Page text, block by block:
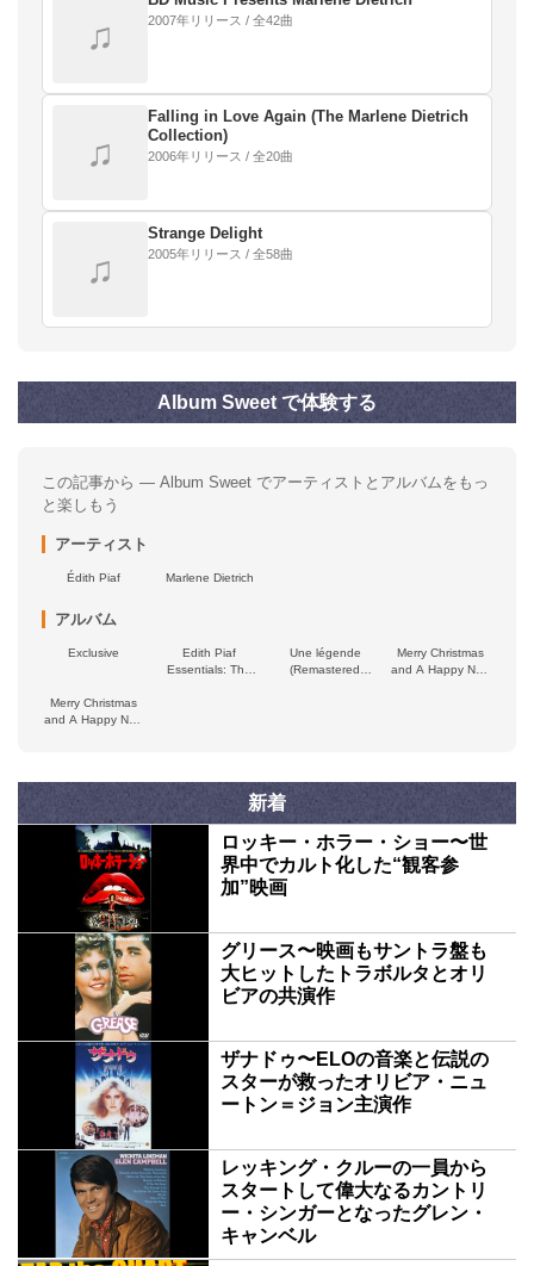
♫ 2007年リリース / 全42曲
♫
Falling in Love Again (The Marlene Dietrich
Collection)
2006年リリース / 全20曲
♫
Strange Delight
2005年リリース / 全58曲
Album Sweet で体験する
この記事から — Album Sweet でアーティストとアルバムをもっ
と楽しもう
アーティスト
Édith Piaf Marlene Dietrich
アルバム
Exclusive
Edith Piaf
Essentials: The
Une légende
(Remastered
Merry Christmas
and A Happy New
Merry Christmas
and A Happy New
新着
ロッキー・ホラー・ショー〜世
界中でカルト化した“観客参
加”映画
グリース〜映画もサントラ盤も
大ヒットしたトラボルタとオリ
ビアの共演作
ザナドゥ〜ELOの音楽と伝説の
スターが救ったオリビア・ニュ
ートン＝ジョン主演作
レッキング・クルーの一員から
スタートして偉大なるカントリ
ー・シンガーとなったグレン・
キャンベル